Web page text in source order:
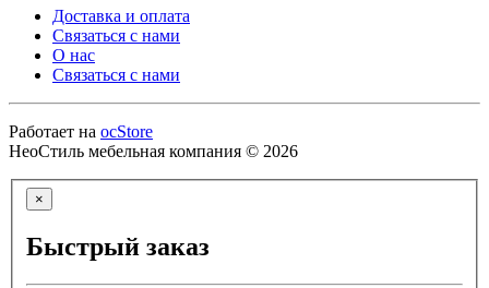
Доставка и оплата
Связаться с нами
О нас
Связаться с нами
Работает на ocStore
НеоСтиль мебельная компания © 2026
×
Быстрый заказ